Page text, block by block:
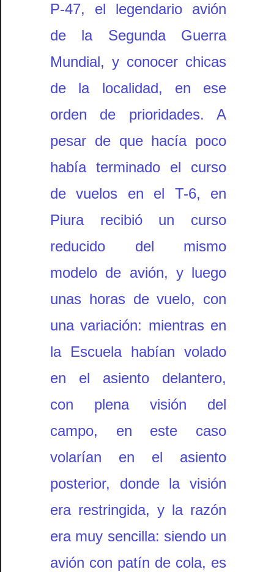
P-47, el legendario avión
de la Segunda Guerra
Mundial, y conocer chicas
de la localidad, en ese
orden de prioridades. A
pesar de que hacía poco
había terminado el curso
de vuelos en el T-6, en
Piura recibió un curso
reducido del mismo
modelo de avión, y luego
unas horas de vuelo, con
una variación: mientras en
la Escuela habían volado
en el asiento delantero,
con plena visión del
campo, en este caso
volarían en el asiento
posterior, donde la visión
era restringida, y la razón
era muy sencilla: siendo un
avión con patín de cola, es